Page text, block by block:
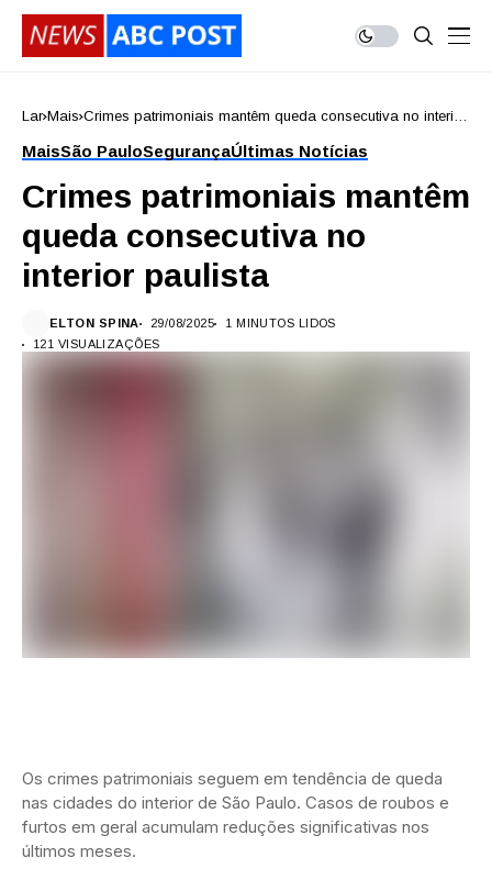
Lar Mais Crimes patrimoniais mantêm queda consecutiva no interior
MaisSão PauloSegurançaÚltimas Notícias
Crimes patrimoniais mantêm
queda consecutiva no
interior paulista
ELTON SPINA 29/08/2025
1 MINUTOS LIDOS
121 VISUALIZAÇÕES
Os crimes patrimoniais seguem em tendência de queda
nas cidades do interior de São Paulo. Casos de roubos e
furtos em geral acumulam reduções significativas nos
últimos meses.